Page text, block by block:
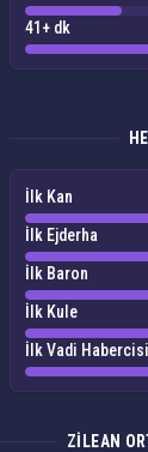
41+ dk
İlk Kan
İlk Ejderha
İlk Baron
İlk Kule
İlk Vadi Habercisi
ZILEAN